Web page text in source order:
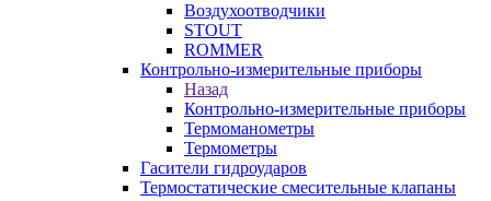
Воздухоотводчики
STOUT
ROMMER
Контрольно-измерительные приборы
Назад
Контрольно-измерительные приборы
Термоманометры
Термометры
Гасители гидроударов
Термостатические смесительные клапаны